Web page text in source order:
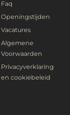
Faq
Openingstijden
Vacatures
Algemene
Voorwaarden
Privacyverklaring
en cookiebeleid